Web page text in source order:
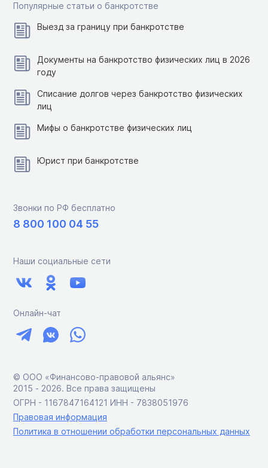
Популярные статьи о банкротстве
Выезд за границу при банкротстве
Документы на банкротство физических лиц в 2026
году
Списание долгов через банкротство физических
лиц
Мифы о банкротстве физических лиц
Юрист при банкротстве
Звонки по РФ бесплатно
8 800 100 04 55
Наши социальные сети
Онлайн-чат
© ООО «Финансово-правовой альянс»
2015 ‑ 2026. Все права защищены
ОГРН - 1167847164121 ИНН - 7838051976
Правовая информация
Политика в отношении обработки персональных данных